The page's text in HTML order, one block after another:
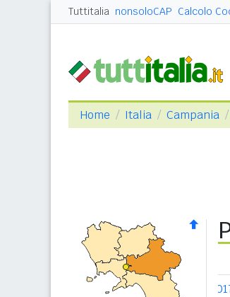
Tuttitalia nonsoloCAP Calcolo
Home Italia Campania
2015 2016